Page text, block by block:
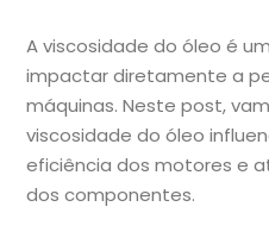
A viscosidade do óleo é
impactar diretamente a
máquinas. Neste post,
viscosidade do óleo
eficiência dos motores e
dos componentes.